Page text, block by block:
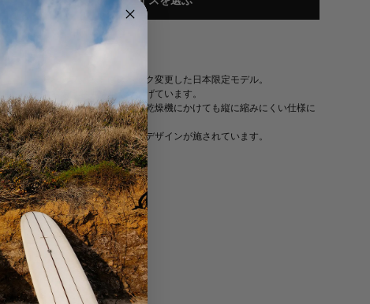
ジャパンフィットにスペック変更した日本限定モデル。
身幅を広げ着丈を短く仕上げています。
サイドにリブを入れる事で乾燥機にかけても縦に縮みにくい仕様に
なっています。
フロントにバードウェルのデザインが施されています。
SPECS
フィット感:レギュラーフィット。
生地:綿 75%、ポリエステル 25% 裏起毛。
お手入れ:冷水で洗濯機で洗ってください。 漂白剤を使用しな
いでください。平らに置いて乾燥をおすすめします。